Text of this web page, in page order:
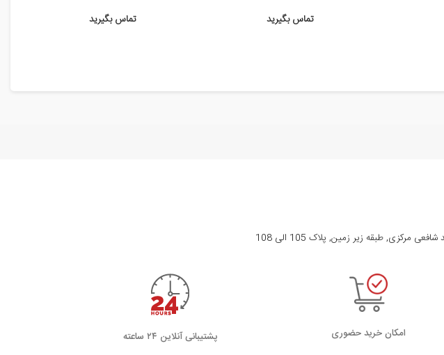
تماس بگیرید تماس بگیرید
مرکزی, طبقه زیر زمین, پلاک 105 الی 108
امکان خرید حضوری پشتیبانی آنلاین ۲۴ ساعته